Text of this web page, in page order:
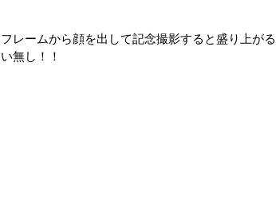
フレームから顔を出して記念撮影すると盛り上が
い無し！！